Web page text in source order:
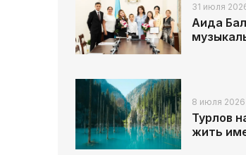
31 июля
Аида
8 июля 2026
Турлов
жить